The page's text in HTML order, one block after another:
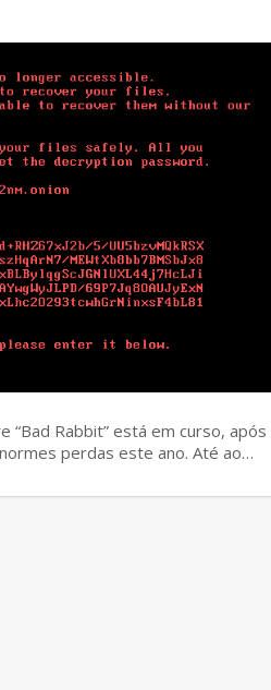
Rabbit” está em curso, após
perdas este ano. Até ao…